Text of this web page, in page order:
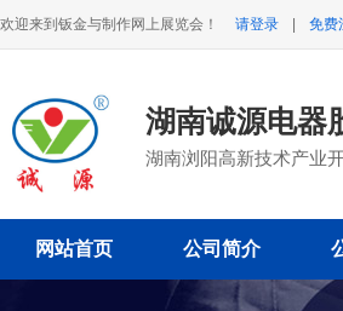
欢迎来到钣金与制作网上展览会！ 请登录 免费
湖南诚源电器
湖南浏阳高新技术产业
网站首页 公司简介